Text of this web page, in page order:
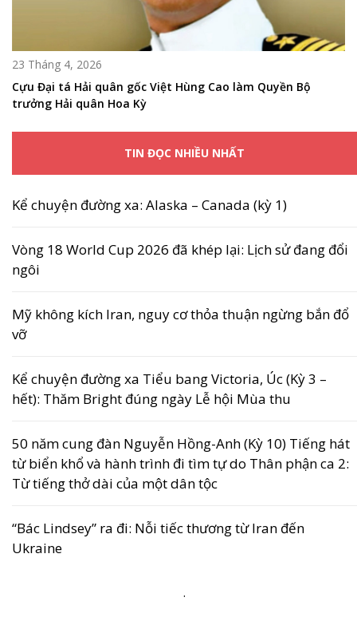
23 Tháng 4, 2026
Cựu Đại tá Hải quân gốc Việt Hùng Cao làm Quyền Bộ
trưởng Hải quân Hoa Kỳ
TIN ĐỌC NHIỀU NHẤT
Kể chuyện đường xa: Alaska – Canada (kỳ 1)
Vòng 18 World Cup 2026 đã khép lại: Lịch sử đang đổi
ngôi
Mỹ không kích Iran, nguy cơ thỏa thuận ngừng bắn đổ
vỡ
Kể chuyện đường xa Tiểu bang Victoria, Úc (Kỳ 3 –
hết): Thăm Bright đúng ngày Lễ hội Mùa thu
50 năm cung đàn Nguyễn Hồng-Anh (Kỳ 10) Tiếng hát
từ biển khổ và hành trình đi tìm tự do Thân phận ca 2:
Từ tiếng thở dài của một dân tộc
“Bác Lindsey” ra đi: Nỗi tiếc thương từ Iran đến
Ukraine
.